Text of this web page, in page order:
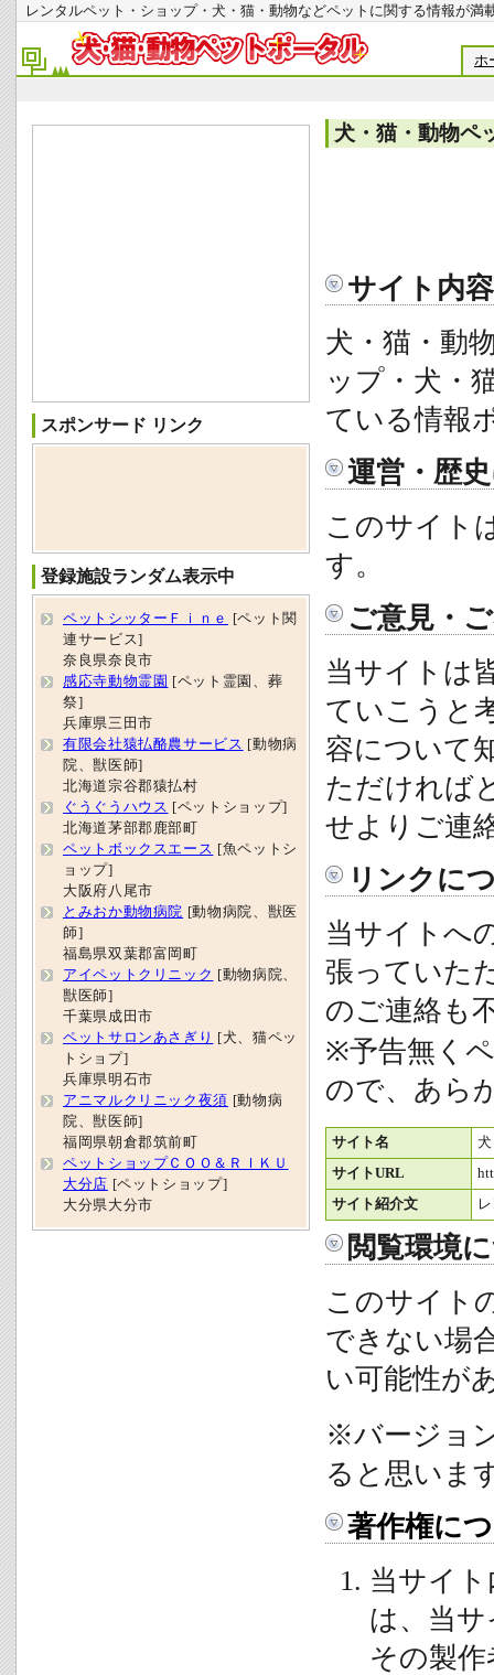
レンタルペット・ショップ・犬・猫・動物などペットに関する情報
ホ
犬・猫・動物ペ
サイト内容
犬・猫・動
ップ・犬・
ている情報
運営・歴
このサイト
す。
ご意見・
当サイトは
ていこうと
容について
ただければ
せよりご連
リンクに
当サイトへ
張っていた
のご連絡も
※予告無く
ので、あら
サイト名
サイトURL
サイト紹介文
閲覧環境
このサイト
できない場
い可能性が
※バージョ
ると思いま
著作権に
当サイ
は、当
その製
スポンサード リンク
登録施設ランダム表示中
ペットシッターＦｉｎｅ
[ペット関
連サービス]
奈良県奈良市
感応寺動物霊園 [ペット霊園、葬
祭]
兵庫県三田市
有限会社猿払酪農サービス [動物病
院、獣医師]
北海道宗谷郡猿払村
ぐうぐうハウス [ペットショップ]
北海道茅部郡鹿部町
ペットボックスエース [魚ペットシ
ョップ]
大阪府八尾市
とみおか動物病院 [動物病院、獣医
師]
福島県双葉郡富岡町
アイペットクリニック [動物病院、
獣医師]
千葉県成田市
ペットサロンあさぎり
[犬、猫ペッ
トショプ]
兵庫県明石市
アニマルクリニック夜須 [動物病
院、獣医師]
福岡県朝倉郡筑前町
ペットショップＣＯＯ＆ＲＩＫＵ
大分店 [ペットショップ]
大分県大分市